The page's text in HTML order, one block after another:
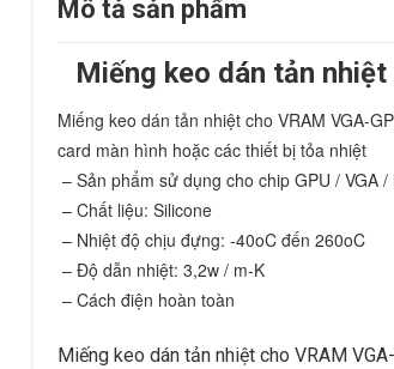
Mô tả sản phẩm
Miếng keo dán tản nhiệt
Miếng keo dán tản nhiệt cho VRAM VGA-
card màn hình hoặc các thiết bị tỏa nhiệt
– Sản phẩm sử dụng cho chip GPU / VGA /
– Chất liệu: Silicone
– Nhiệt độ chịu đựng: -40oC đến 260oC
– Độ dẫn nhiệt: 3,2w / m-K
– Cách điện hoàn toàn
Miếng keo dán tản nhiệt cho VRAM